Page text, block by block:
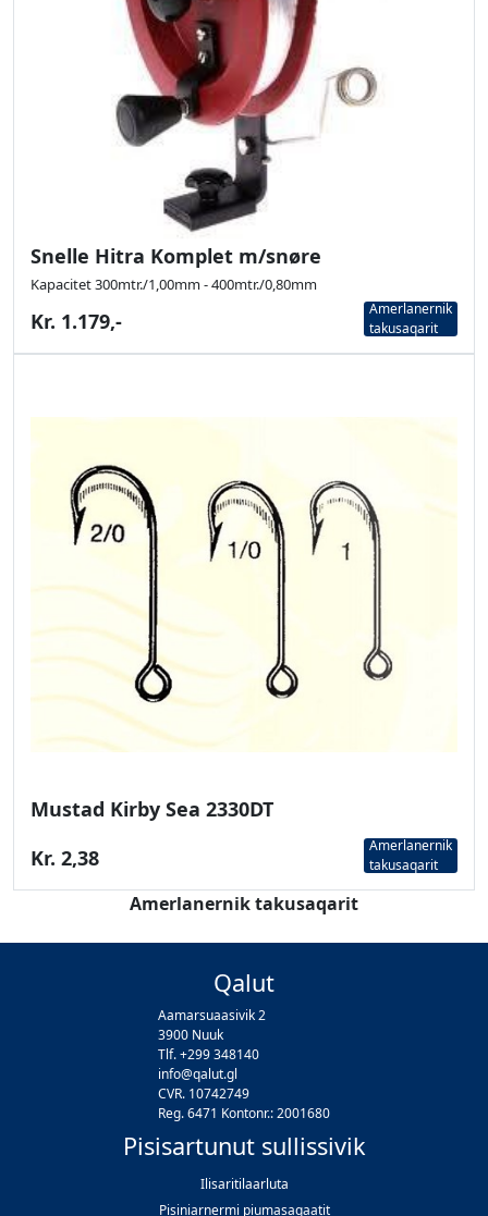
Snelle Hitra Komplet m/snøre
Kapacitet 300mtr./1,00mm - 400mtr./0,80mm
Kr. 1.179,-
Amerlanernik
takusaqarit
Mustad Kirby Sea 2330DT
Kr. 2,38
Amerlanernik
takusaqarit
Amerlanernik takusaqarit
Qalut
Aamarsuaasivik 2
3900 Nuuk
Tlf. +299 348140
info@qalut.gl
CVR. 10742749
Reg. 6471 Kontonr.: 2001680
Pisisartunut sullissivik
Ilisaritilaarluta
Pisiniarnermi piumasaqaatit